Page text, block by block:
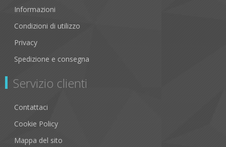
Informazioni
Condizioni di utilizzo
Privacy
Spedizione e consegna
Servizio clienti
Contattaci
Cookie Policy
Mappa del sito